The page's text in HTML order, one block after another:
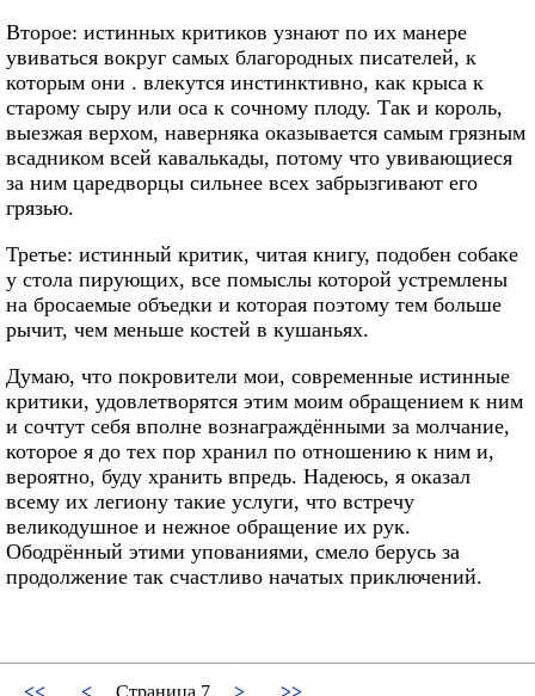
Второе: истинных критиков узнают по их манере
увиваться вокруг самых благородных писателей, к
которым они . влекутся инстинктивно, как крыса к
старому сыру или оса к сочному плоду. Так и король,
выезжая верхом, наверняка оказывается самым грязным
всадником всей кавалькады, потому что увивающиеся
за ним царедворцы сильнее всех забрызгивают его
грязью.
Третье: истинный критик, читая книгу, подобен собаке
у стола пирующих, все помыслы которой устремлены
на бросаемые объедки и которая поэтому тем больше
рычит, чем меньше костей в кушаньях.
Думаю, что покровители мои, современные истинные
критики, удовлетворятся этим моим обращением к ним
и сочтут себя вполне вознаграждёнными за молчание,
которое я до тех пор хранил по отношению к ним и,
вероятно, буду хранить впредь. Надеюсь, я оказал
всему их легиону такие услуги, что встречу
великодушное и нежное обращение их рук.
Ободрённый этими упованиями, смело берусь за
продолжение так счастливо начатых приключений.
<< < Страница 7 > >>